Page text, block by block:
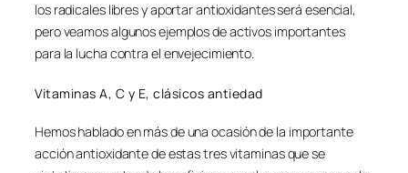
los radicales libres y aportar antioxidantes será esencial,
pero veamos algunos ejemplos de activos importantes
para la lucha contra el envejecimiento.
Vitaminas A, C y E, clásicos antiedad
Hemos hablado en más de una ocasión de la importante
acción antioxidante de estas tres vitaminas que se